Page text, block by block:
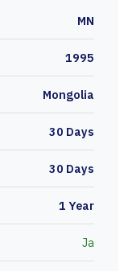
MN
1995
Mongolia
30 Days
30 Days
1 Year
Ja